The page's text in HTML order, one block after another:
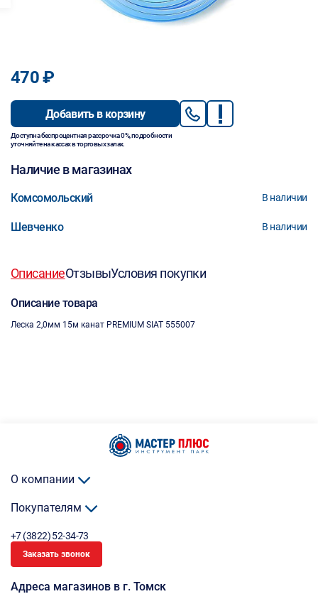
470 ₽
Добавить в корзину
Доступна беспроцентная рассрочка 0%, подробности
уточняйте на кассах в торговых залах.
Наличие в магазинах
Комсомольский В наличии
Шевченко В наличии
ОписаниеОтзывыУсловия покупки
Описание товара
Леска 2,0мм 15м канат PREMIUM SIAT 555007
О компании
Покупателям
+7 (3822) 52-34-73
Заказать звонок
Адреса магазинов в г. Томск